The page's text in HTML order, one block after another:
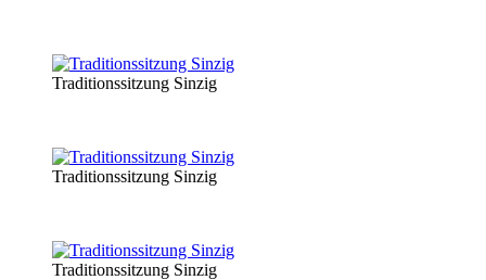
Traditionssitzung Sinzig
Traditionssitzung Sinzig
Traditionssitzung Sinzig